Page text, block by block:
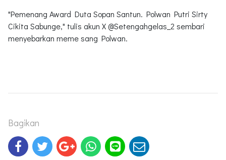
"Pemenang Award Duta Sopan Santun. Polwan Putri Sirty
Cikita Sabunge," tulis akun X @Setengahgelas_2 sembari
menyebarkan meme sang Polwan.
Bagikan